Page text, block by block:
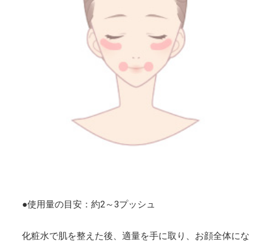
●使用量の目安：約2～3プッシュ
化粧水で肌を整えた後、適量を手に取り、お顔全体にな